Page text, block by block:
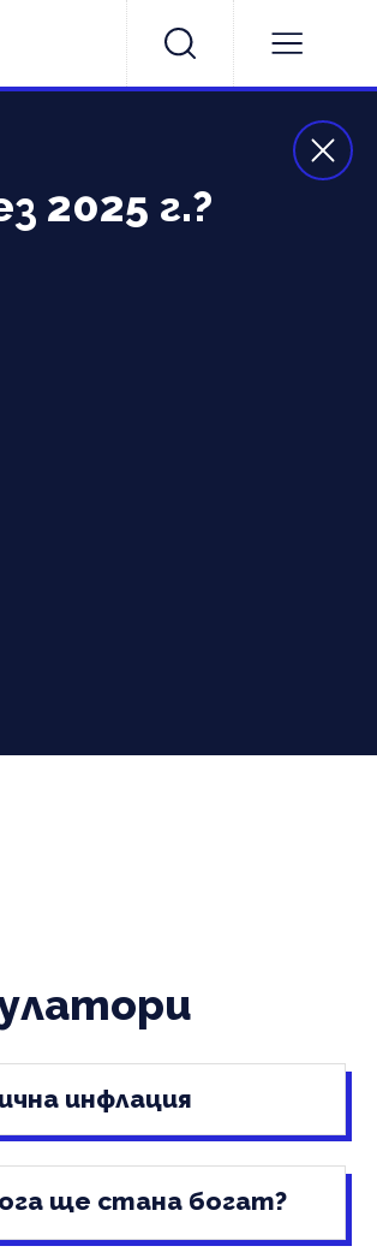
2025 г.?
инфлация
ще стана богат?